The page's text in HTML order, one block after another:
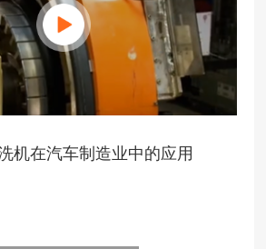
机在汽车制造业中的应用